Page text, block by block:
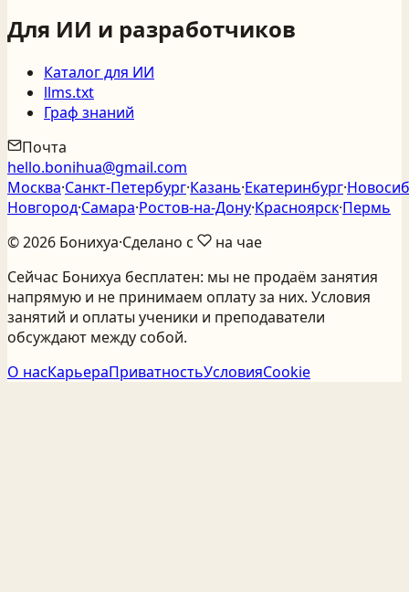
Для ИИ и разработчиков
Каталог для ИИ
llms.txt
Граф знаний
Почта
hello.bonihua@gmail.com
Москва·Санкт‑Петербург·Казань·Екатеринбург·
Новгород·Самара·Ростов‑на‑Дону·Красноярск·Пермь
©2026 Бонихуа·Сделано с
на чае
Сейчас Бонихуа бесплатен: мы не продаём занятия
напрямую и не принимаем оплату за них. Условия
занятий и оплаты ученики и преподаватели
обсуждают между собой.
О насКарьераПриватностьУсловияCookie